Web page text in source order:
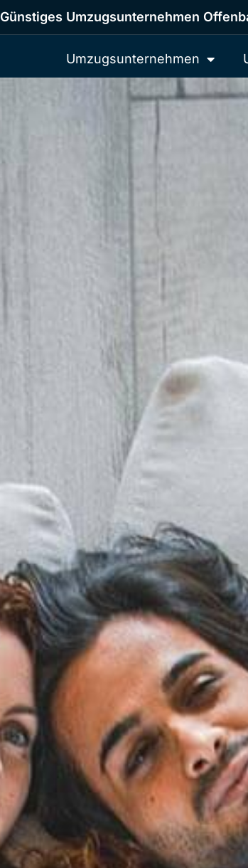
Günstiges Umzugsunternehmen
Umzugsunternehmen